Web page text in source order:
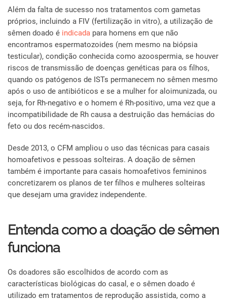
Além da falta de sucesso nos tratamentos com gametas
próprios, incluindo a FIV (fertilização in vitro), a utilização de
sêmen doado é indicada para homens em que não
encontramos espermatozoides (nem mesmo na biópsia
testicular), condição conhecida como azoospermia, se houver
riscos de transmissão de doenças genéticas para os filhos,
quando os patógenos de ISTs permanecem no sêmen mesmo
após o uso de antibióticos e se a mulher for aloimunizada, ou
seja, for Rh-negativo e o homem é Rh-positivo, uma vez que a
incompatibilidade de Rh causa a destruição das hemácias do
feto ou dos recém-nascidos.
Desde 2013, o CFM ampliou o uso das técnicas para casais
homoafetivos e pessoas solteiras. A doação de sêmen
também é importante para casais homoafetivos femininos
concretizarem os planos de ter filhos e mulheres solteiras
que desejam uma gravidez independente.
Entenda como a doação de sêmen
funciona
Os doadores são escolhidos de acordo com as
características biológicas do casal, e o sêmen doado é
utilizado em tratamentos de reprodução assistida, como a